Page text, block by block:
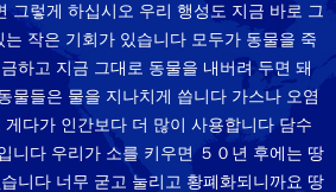
그렇게 하십시오 우리 행성도 지금 바로 그
작은 기회가 있습니다 모두가 동물을 죽
하고 지금 그대로 동물을 내버려 두면 돼
물들은 물을 지나치게 씁니다 가스나 오염
다가 인간보다 더 많이 사용합니다 담수
니다 우리가 소를 키우면 ５０년 후에는 땅
니다 너무 굳고 눌리고 황폐화되니까요 땅